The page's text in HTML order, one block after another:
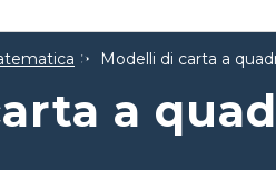
Modelli di carta a
a